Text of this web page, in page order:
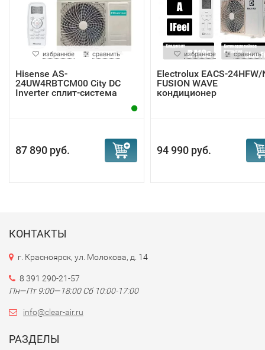
избранное сравнить
Hisense AS-
24UW4RBTCM00 City DC
Inverter сплит-система
87 890 руб.
избранное сравнить
Electrolux EACS-24HFW/
FUSION WAVE
кондиционер
94 990 руб.
КОНТАКТЫ
г. Красноярск, ул. Молокова, д. 14
8 391 290-21-57
Пн—Пт 9:00—18:00 Сб 10:00-17:00
info@clear-air.ru
РАЗДЕЛЫ